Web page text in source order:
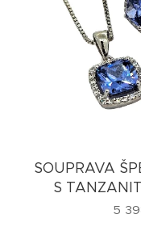
SOUPRAVA
S
5